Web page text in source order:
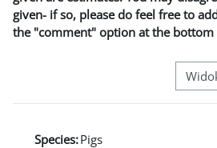
given- if so, please do feel free to
the "comment" option at the bottom
Species:Pigs